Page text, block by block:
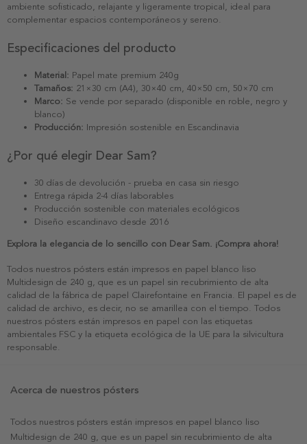
ambiente sofisticado, relajante y ligeramente tropical, ideal para
complementar espacios contemporáneos y sereno.
Especificaciones del producto
Material: Papel mate premium 240g
Tamaños: 21×30 cm (A4), 30×40 cm, 40×50 cm, 50×70 cm
Marco: Se vende por separado (disponible en roble, negro y
blanco)
Producción: Impresión sostenible en Escandinavia
¿Por qué elegir Dear Sam?
30 días de devolución - prueba en casa sin riesgo
Entrega rápida 2-4 días laborables
Producción sostenible con materiales ecológicos
Diseño escandinavo desde 2016
Explora la elegancia de lo sencillo con Dear Sam. ¡Compra ahora!
Todos nuestros pósters están impresos en papel blanco liso
Multidesign de 240 g, que es un papel sin recubrimiento de alta
calidad de la fábrica de papel Clairefontaine en Francia. El papel es de
calidad de archivo, es decir, no se amarillea con el tiempo. Todos
nuestros pósters están impresos en papel con las etiquetas
ambientales FSC y la etiqueta ecológica de la UE para la silvicultura
responsable.
Acerca de nuestros pósters
Todos nuestros pósters están impresos en papel blanco liso
Multidesign de 240 g, que es un papel sin recubrimiento de alta